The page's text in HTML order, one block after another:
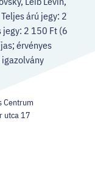
árú jegy: 2
jegy: 2 150 Ft (6
érvényes
Centrum
utca 17